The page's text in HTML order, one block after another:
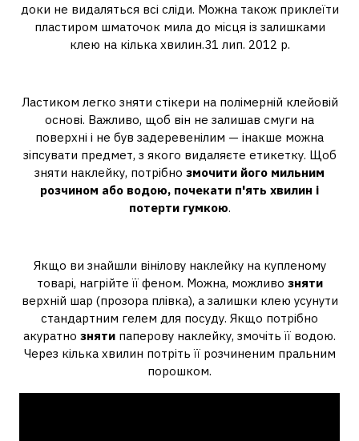
доки не видаляться всі сліди. Можна також приклеїти
пластиром шматочок мила до місця із залишками
клею на кілька хвилин.31 лип. 2012 р.
Ластиком легко зняти стікери на полімерній клейовій
основі. Важливо, щоб він не залишав смуги на
поверхні і не був задеревенілим — інакше можна
зіпсувати предмет, з якого видаляєте етикетку. Щоб
зняти наклейку, потрібно змочити його мильним
розчином або водою, почекати п'ять хвилин і
потерти гумкою.
Якщо ви знайшли вінілову наклейку на купленому
товарі, нагрійте її феном. Можна, можливо зняти
верхній шар (прозора плівка), а залишки клею усунути
стандартним гелем для посуду. Якщо потрібно
акуратно зняти паперову наклейку, змочіть її водою.
Через кілька хвилин потріть її розчиненим пральним
порошком.